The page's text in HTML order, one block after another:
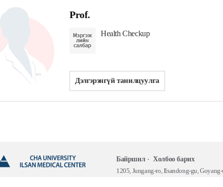
Prof.
Health Checkup
Дэлгэрэнгүй танилцуулга
Байршил
Холбоо барих
1205, Jungang-ro, Ilsandong-gu,